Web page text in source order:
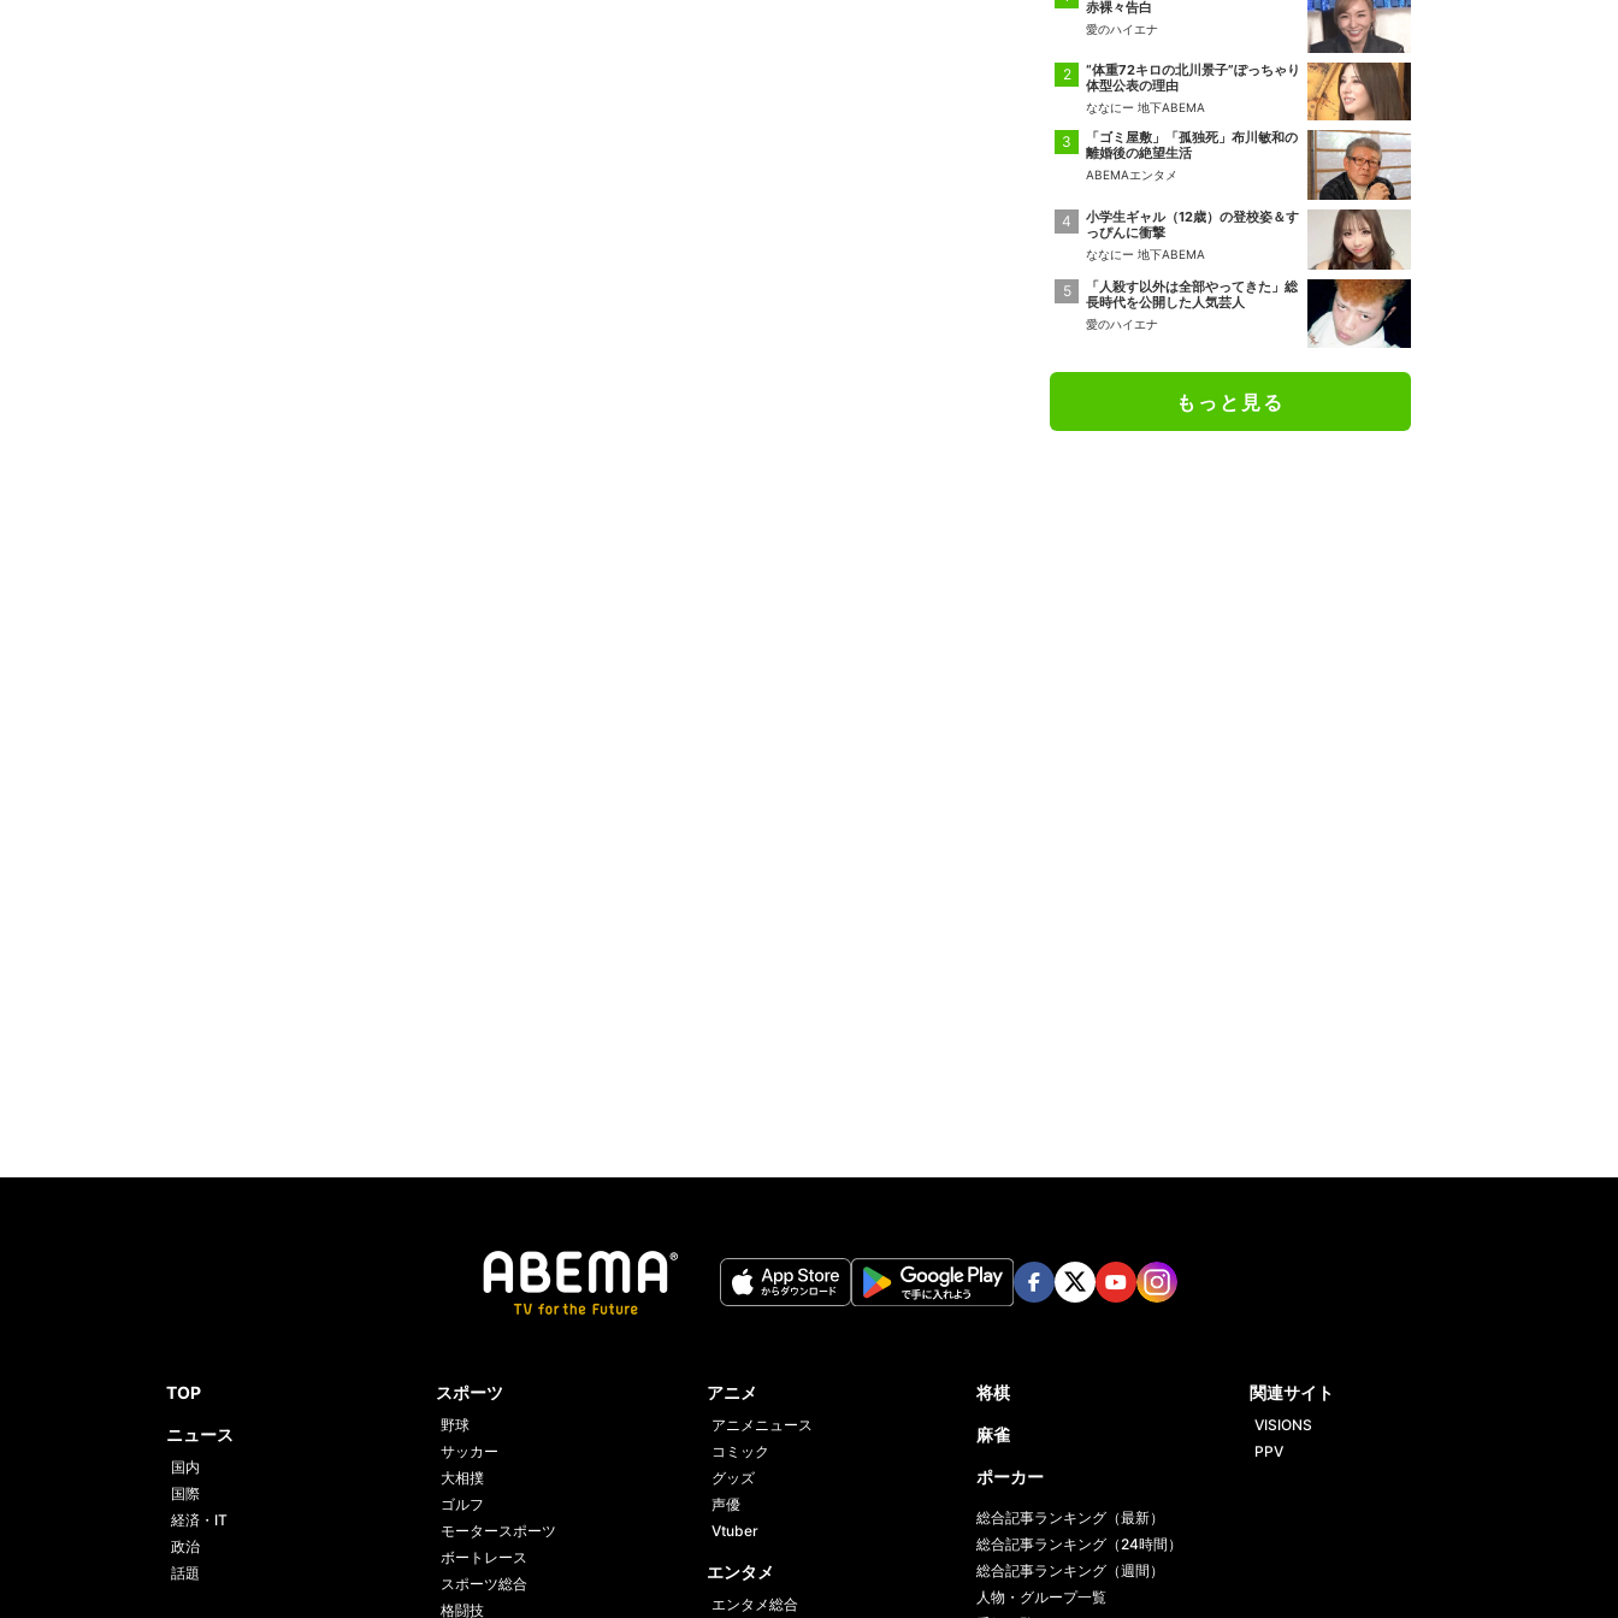
赤裸々告白
愛のハイエナ
“体重72キロの北川景子”ぽっちゃり
体型公表の理由
ななにー 地下ABEMA
「ゴミ屋敷」「孤独死」布川敏和の
離婚後の絶望生活
ABEMAエンタメ
小学生ギャル（12歳）の登校姿＆す
っぴんに衝撃
ななにー 地下ABEMA
「人殺す以外は全部やってきた」総
長時代を公開した人気芸人
愛のハイエナ
もっと見る
TOP
ニュース
国内
国際
経済・IT
政治
話題
スポーツ
野球
サッカー
大相撲
ゴルフ
モータースポーツ
ボートレース
スポーツ総合
格闘技
アニメ
アニメニュース
コミック
グッズ
声優
Vtuber
エンタメ
エンタメ総合
将棋
麻雀
ポーカー
総合記事ランキング（最新）
総合記事ランキング（24時間）
総合記事ランキング（週間）
人物・グループ一覧
関連サイト
VISIONS
PPV